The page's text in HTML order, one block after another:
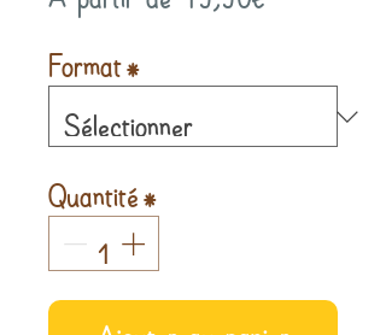
Format
Quantité
Ajouter au panier